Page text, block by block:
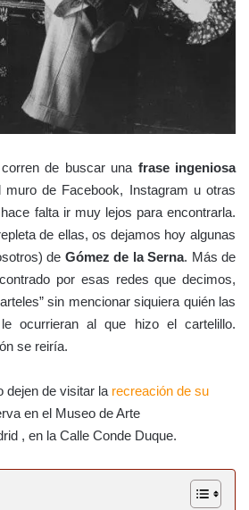
de buscar una frase ingeniosa
muro de Facebook, Instagram u otras
falta ir muy lejos para encontrarla.
de ellas, os dejamos hoy algunas
de Gómez de la Serna. Más de
por esas redes que decimos,
sin mencionar siquiera quién las
ocurrieran al que hizo el cartelillo.
se reiría.
dejen de visitar la recreación de su
en el Museo de Arte
, en la Calle Conde Duque.